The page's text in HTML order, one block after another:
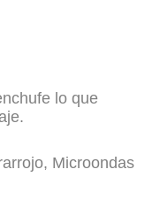
lo que
Microondas